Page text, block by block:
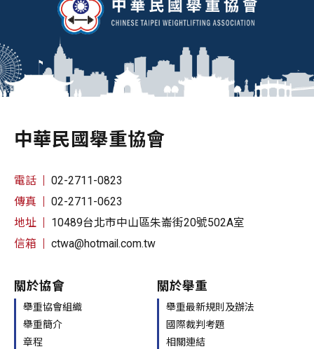
中華民國舉重協會
電話
02-2711-0823
傳真
02-2711-0623
地址
10489台北市中山區朱崙街20號502A室
信箱
ctwa@hotmail.com.tw
關於協會
舉重協會組織
舉重簡介
章程
關於舉重
舉重最新規則及辦法
國際裁判考題
相關連結